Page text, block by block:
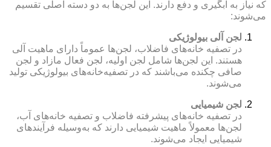
که نیاز به آبگیری و دفع دارند. این لجن‌ها به دو دسته اصلی تقسیم
می‌شوند:
لجن آلی بیولوژیکی
در تصفیه خانه‌های فاضلاب، لجن‌ها عموماً دارای ماهیت آلی
هستند. این لجن‌ها شامل لجن اولیه، لجن فعال مازاد و لجن
صافی چکنده می‌باشند که در تصفیه‌خانه‌های بیولوژیکی تولید
می‌شوند.
لجن شیمیایی
در تصفیه خانه‌های پیشرفته فاضلاب و تصفیه خانه‌های آب،
لجن‌ها معمولاً ماهیت شیمیایی دارند که به‌وسیله فرآیندهای
شیمیایی ایجاد می‌شوند.